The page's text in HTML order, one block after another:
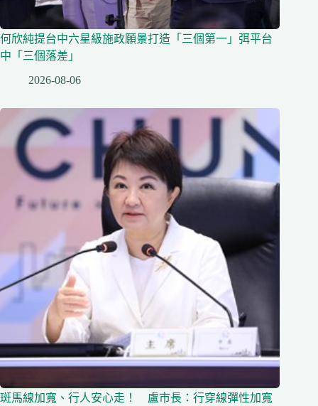
何欣純提台中六星級施政願景打造「三個第一」弭平台
中「三個落差」
2026-08-06
斑馬線加寬、行人安心走！ 盧市長：行穿線彈性加寬